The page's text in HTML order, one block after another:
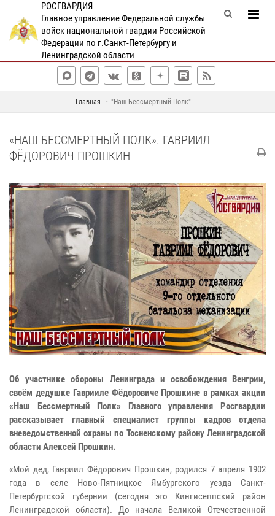
РОСГВАРДИЯ
Главное управление Федеральной службы
войск национальной гвардии Российской
Федерации по г.Санкт-Петербургу и
Ленинградской области
Главная "Наш Бессмертный Полк"
«НАШ БЕССМЕРТНЫЙ ПОЛК». ГАВРИИЛ
ФЁДОРОВИЧ ПРОШКИН
Об участнике обороны Ленинграда и освобождения Венгрии,
своём дедушке Гаврииле Фёдоровиче Прошкине в рамках акции
«Наш Бессмертный Полк» Главного управления Росгвардии
рассказывает главный специалист группы кадров отдела
вневедомственной охраны по Тосненскому району Ленинградской
области Алексей Прошкин.
«Мой дед, Гавриил Фёдорович Прошкин, родился 7 апреля 1902
года в селе Ново-Пятницкое Ямбургского уезда Санкт-
Петербургской губернии (сегодня это Кингисеппский район
Ленинградской области). До начала Великой Отечественной